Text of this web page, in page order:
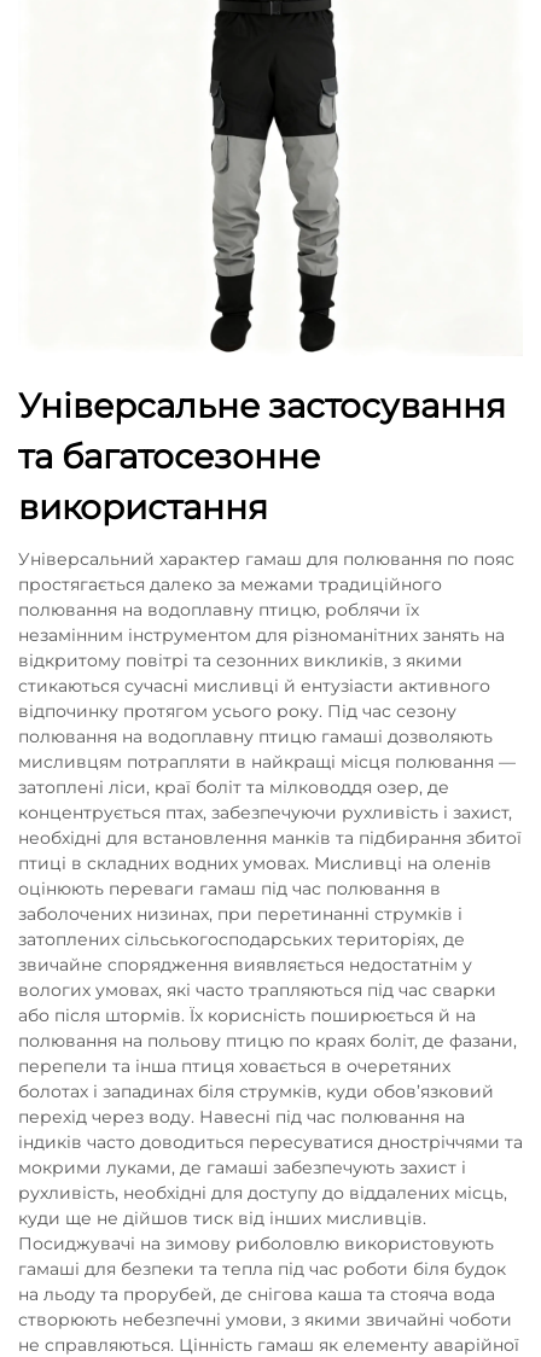
Універсальне застосування
та багатосезонне
використання
Універсальний характер гамаш для полювання по пояс
простягається далеко за межами традиційного
полювання на водоплавну птицю, роблячи їх
незамінним інструментом для різноманітних занять на
відкритому повітрі та сезонних викликів, з якими
стикаються сучасні мисливці й ентузіасти активного
відпочинку протягом усього року. Під час сезону
полювання на водоплавну птицю гамаші дозволяють
мисливцям потрапляти в найкращі місця полювання —
затоплені ліси, краї боліт та мілководдя озер, де
концентрується птах, забезпечуючи рухливість і захист,
необхідні для встановлення манків та підбирання збитої
птиці в складних водних умовах. Мисливці на оленів
оцінюють переваги гамаш під час полювання в
заболочених низинах, при перетинанні струмків і
затоплених сільськогосподарських територіях, де
звичайне спорядження виявляється недостатнім у
вологих умовах, які часто трапляються під час сварки
або після штормів. Їх корисність поширюється й на
полювання на польову птицю по краях боліт, де фазани,
перепели та інша птиця ховається в очеретяних
болотах і западинах біля струмків, куди обов’язковий
перехід через воду. Навесні під час полювання на
індиків часто доводиться пересуватися дностріччями та
мокрими луками, де гамаші забезпечують захист і
рухливість, необхідні для доступу до віддалених місць,
куди ще не дійшов тиск від інших мисливців.
Посиджувачі на зимову риболовлю використовують
гамаші для безпеки та тепла під час роботи біля будок
на льоду та прорубей, де снігова каша та стояча вода
створюють небезпечні умови, з якими звичайні чоботи
не справляються. Цінність гамаш як елементу аварійної